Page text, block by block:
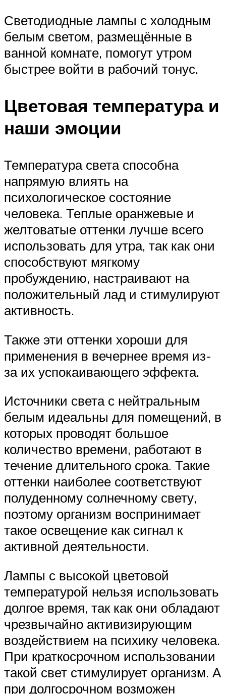
Светодиодные лампы с холодным
белым светом, размещённые в
ванной комнате, помогут утром
быстрее войти в рабочий тонус.
Цветовая температура и
наши эмоции
Температура света способна
напрямую влиять на
психологическое состояние
человека. Теплые оранжевые и
желтоватые оттенки лучше всего
использовать для утра, так как они
способствуют мягкому
пробуждению, настраивают на
положительный лад и стимулируют
активность.
Также эти оттенки хороши для
применения в вечернее время из-
за их успокаивающего эффекта.
Источники света с нейтральным
белым идеальны для помещений, в
которых проводят большое
количество времени, работают в
течение длительного срока. Такие
оттенки наиболее соответствуют
полуденному солнечному свету,
поэтому организм воспринимает
такое освещение как сигнал к
активной деятельности.
Лампы с высокой цветовой
температурой нельзя использовать
долгое время, так как они обладают
чрезвычайно активизирующим
воздействием на психику человека.
При краткосрочном использовании
такой свет стимулирует организм. А
при долгосрочном возможен